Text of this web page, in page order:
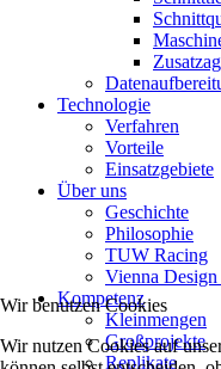
Technologie
Verfahren
Vorteile
Einsatzgebiete
Über uns
Geschichte
Philosophie
TUW Racing
Vienna Design
Kompetenz
Kleinmengen
Großprojekte
Replikate
Wir benutzen Cookies
Wir nutzen Cookies auf